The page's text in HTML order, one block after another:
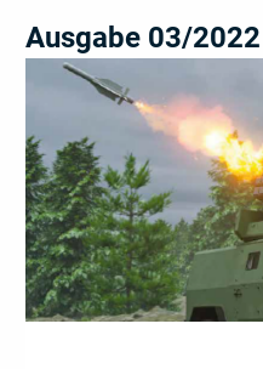
Ausgabe 03/2022